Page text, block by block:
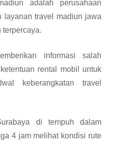
adalah perusahaan
travel madiun jawa
terpercaya.
informasi salah
rental mobil untuk
keberangkatan travel
di tempuh dalam
4 jam melihat kondisi rute